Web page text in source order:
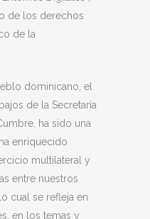
de los derechos
de la
dominicano, el
de la Secretaría
ha sido una
enriquecido
multilateral y
entre nuestros
cual se refleja en
en los temas y